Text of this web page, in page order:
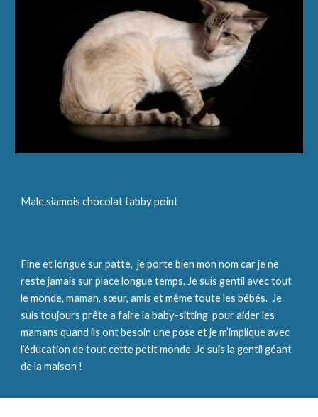
Male siamois chocolat tabby point
Fine et longue sur patte,  je porte bien mon nom car je ne
reste jamais sur place longue temps. Je suis gentil avec tout
le monde, maman, sœur, amis et même toute les bébés.  Je
suis toujours prête a faire la baby-sitting  pour aider les
mamans quand ils ont besoin une pose et je m’implique avec
l’éducation de tout cette petit monde. Je suis la gentil géant
de la maison !